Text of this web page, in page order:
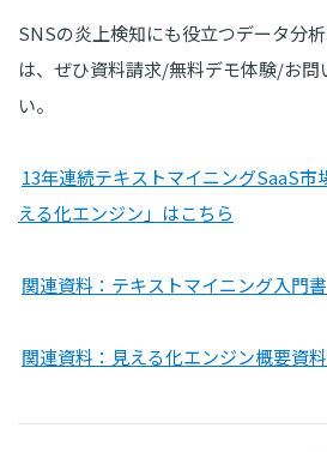
SNSの炎上検知にも役立つデータ分
は、ぜひ資料請求/無料デモ体験/お問
い。
13年連続テキストマイニングSaaS市
える化エンジン」はこちら
関連資料：テキストマイニング入門書
関連資料：見える化エンジン概要資